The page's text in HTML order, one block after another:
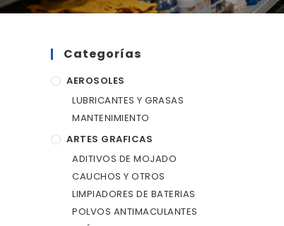
Categorías
AEROSOLES
LUBRICANTES Y GRASAS
MANTENIMIENTO
ARTES GRAFICAS
ADITIVOS DE MOJADO
CAUCHOS Y OTROS
LIMPIADORES DE BATERIAS
POLVOS ANTIMACULANTES